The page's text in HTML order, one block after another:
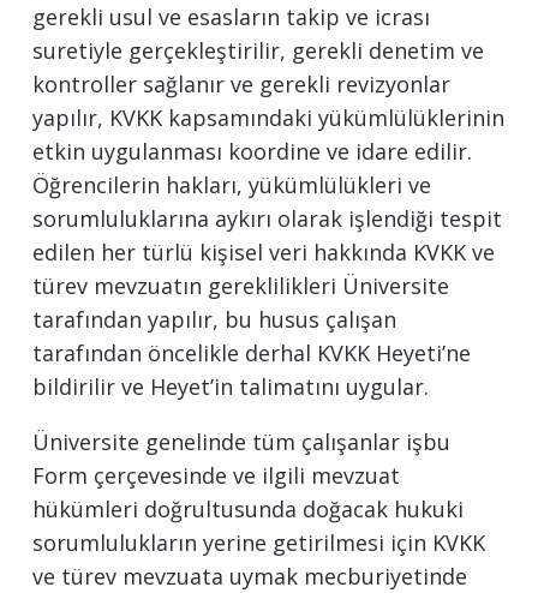
gerekli usul ve esasların takip ve icrası
suretiyle gerçekleştirilir, gerekli denetim ve
kontroller sağlanır ve gerekli revizyonlar
yapılır, KVKK kapsamındaki yükümlülüklerinin
etkin uygulanması koordine ve idare edilir.
Öğrencilerin hakları, yükümlülükleri ve
sorumluluklarına aykırı olarak işlendiği tespit
edilen her türlü kişisel veri hakkında KVKK ve
türev mevzuatın gereklilikleri Üniversite
tarafından yapılır, bu husus çalışan
tarafından öncelikle derhal KVKK Heyeti’ne
bildirilir ve Heyet’in talimatını uygular.
Üniversite genelinde tüm çalışanlar işbu
Form çerçevesinde ve ilgili mevzuat
hükümleri doğrultusunda doğacak hukuki
sorumlulukların yerine getirilmesi için KVKK
ve türev mevzuata uymak mecburiyetinde